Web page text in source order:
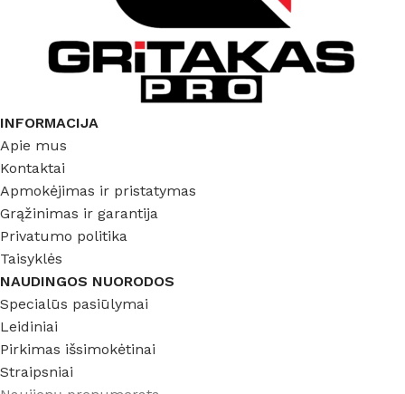
INFORMACIJA
Apie mus
Kontaktai
Apmokėjimas ir pristatymas
Grąžinimas ir garantija
Privatumo politika
Taisyklės
NAUDINGOS NUORODOS
Specialūs pasiūlymai
Leidiniai
Pirkimas išsimokėtinai
Straipsniai